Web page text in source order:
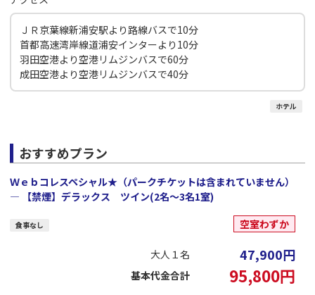
ＪＲ京葉線新浦安駅より路線バスで10分
首都高速湾岸線道浦安インターより10分
羽田空港より空港リムジンバスで60分
成田空港より空港リムジンバスで40分
ホテル
おすすめプラン
Ｗｅｂコレスペシャル★（パークチケットは含まれていません）
― 【禁煙】デラックス ツイン(2名～3名1室)
食事なし 空室わずか
大人１名 47,900円
基本代金合計 95,800円